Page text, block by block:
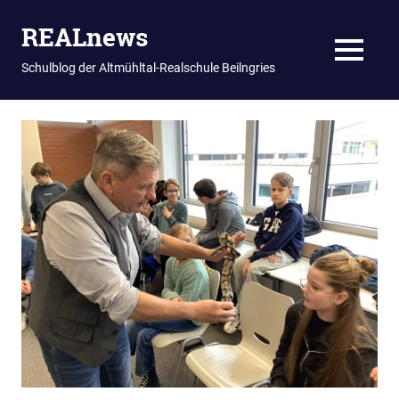
springen
REALnews
Schulblog der Altmühltal-Realschule Beilngries MENU